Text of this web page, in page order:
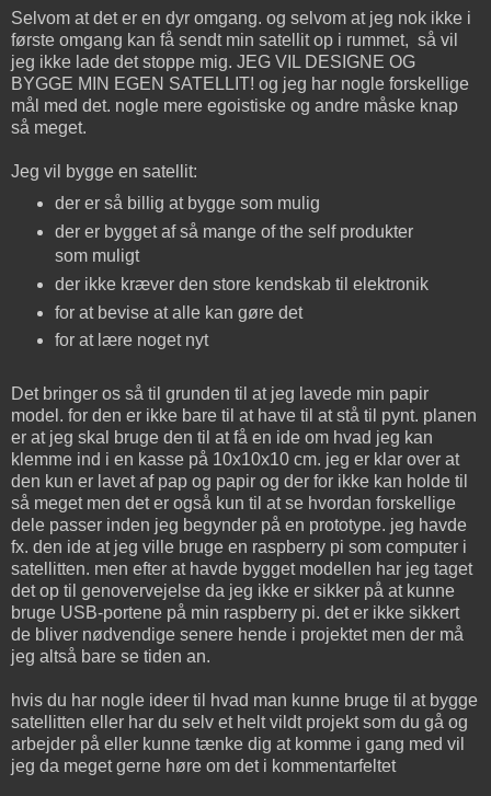
Selvom at det er en dyr omgang. og selvom at jeg nok ikke i
første omgang kan få sendt min satellit op i rummet, så vil
jeg ikke lade det stoppe mig. JEG VIL DESIGNE OG
BYGGE MIN EGEN SATELLIT! og jeg har nogle forskellige
mål med det. nogle mere egoistiske og andre måske knap
så meget.
Jeg vil bygge en satellit:
der er så billig at bygge som mulig
der er bygget af så mange of the self produkter
som muligt
der ikke kræver den store kendskab til elektronik
for at bevise at alle kan gøre det
for at lære noget nyt
Det bringer os så til grunden til at jeg lavede min papir
model. for den er ikke bare til at have til at stå til pynt. planen
er at jeg skal bruge den til at få en ide om hvad jeg kan
klemme ind i en kasse på 10x10x10 cm. jeg er klar over at
den kun er lavet af pap og papir og der for ikke kan holde til
så meget men det er også kun til at se hvordan forskellige
dele passer inden jeg begynder på en prototype. jeg havde
fx. den ide at jeg ville bruge en raspberry pi som computer i
satellitten. men efter at havde bygget modellen har jeg taget
det op til genovervejelse da jeg ikke er sikker på at kunne
bruge USB-portene på min raspberry pi. det er ikke sikkert
de bliver nødvendige senere hende i projektet men der må
jeg altså bare se tiden an.
hvis du har nogle ideer til hvad man kunne bruge til at bygge
satellitten eller har du selv et helt vildt projekt som du gå og
arbejder på eller kunne tænke dig at komme i gang med vil
jeg da meget gerne høre om det i kommentarfeltet